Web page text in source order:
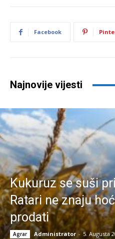
Facebook
Najnovije vijesti
Kukuruz se suši
Ratari ne znaju
prodati
Agrar Administrator - 5. Augusta